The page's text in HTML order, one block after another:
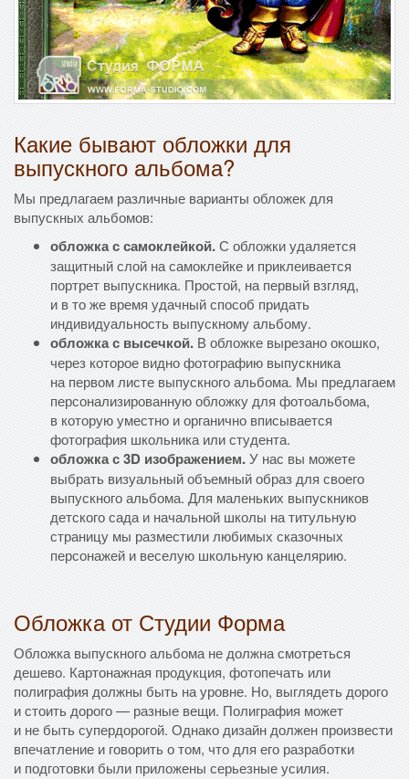
Какие бывают обложки для
выпускного альбома?
Мы предлагаем различные варианты обложек для
выпускных альбомов:
обложка с самоклейкой.С обложки удаляется
защитный слой на самоклейке и приклеивается
портрет выпускника. Простой, на первый взгляд,
и в то же время удачный способ придать
индивидуальность выпускному альбому.
обложка с высечкой. В обложке вырезано окошко,
через которое видно фотографию выпускника
на первом листе выпускного альбома. Мы предлагаем
персонализированную обложку для фотоальбома,
в которую уместно и органично вписывается
фотография школьника или студента.
обложка с 3D изображением.У нас вы можете
выбрать визуальный объемный образ для своего
выпускного альбома. Для маленьких выпускников
детского сада и начальной школы на титульную
страницу мы разместили любимых сказочных
персонажей и веселую школьную канцелярию.
Обложка от Студии Форма
Обложка выпускного альбома не должна смотреться
дешево. Картонажная продукция, фотопечать или
полиграфия должны быть на уровне. Но, выглядеть дорого
и стоить дорого — разные вещи. Полиграфия может
и не быть супердорогой. Однако дизайн должен произвести
впечатление и говорить о том, что для его разработки
и подготовки были приложены серьезные усилия.